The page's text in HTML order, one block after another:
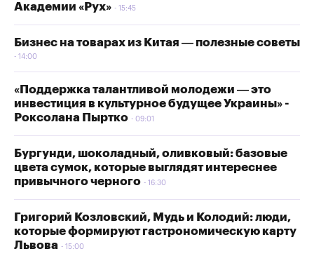
Академии «Рух»
15:45
Бизнес на товарах из Китая — полезные советы
14:00
«Поддержка талантливой молодежи — это
инвестиция в культурное будущее Украины» -
Роксолана Пыртко
09:01
Бургунди, шоколадный, оливковый: базовые
цвета сумок, которые выглядят интереснее
привычного черного
16:30
Григорий Козловский, Мудь и Колодий: люди,
которые формируют гастрономическую карту
Львова
15:00